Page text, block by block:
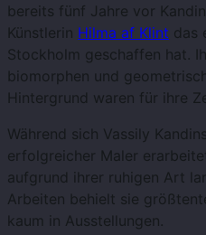
bereits fünf Jahre vor
Künstlerin Hilma af Klint das
Stockholm geschaffen hat.
biomorphen und
Hintergrund waren für ihre
Während sich Vassily
erfolgreicher Maler
aufgrund ihrer ruhigen Art
Arbeiten behielt sie
kaum in Ausstellungen.